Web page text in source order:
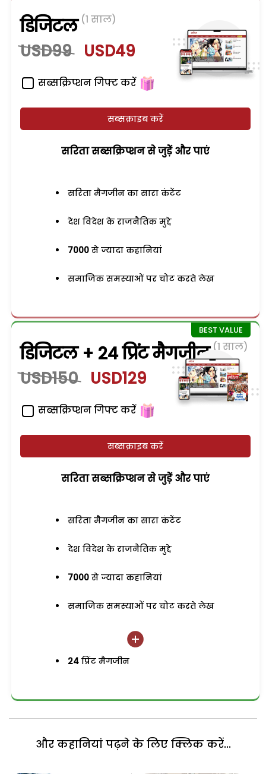
डिजिटल (1 साल)
USD99 USD49
सब्सक्रिप्शन गिफ्ट करें
सब्सक्राइब करें
सरिता सब्सक्रिप्शन से जुड़ेें और पाएं
सरिता मैगजीन का सारा कंटेंट
देश विदेश के राजनैतिक मुद्दे
7000 से ज्यादा कहानियां
समाजिक समस्याओं पर चोट करते लेख
डिजिटल + 24 प्रिंट मैगजीन (1 साल)
USD150 USD129
सब्सक्रिप्शन गिफ्ट करें
सब्सक्राइब करें
सरिता सब्सक्रिप्शन से जुड़ेें और पाएं
सरिता मैगजीन का सारा कंटेंट
देश विदेश के राजनैतिक मुद्दे
7000 से ज्यादा कहानियां
समाजिक समस्याओं पर चोट करते लेख
24 प्रिंट मैगजीन
और कहानियां पढ़ने के लिए क्लिक करें...